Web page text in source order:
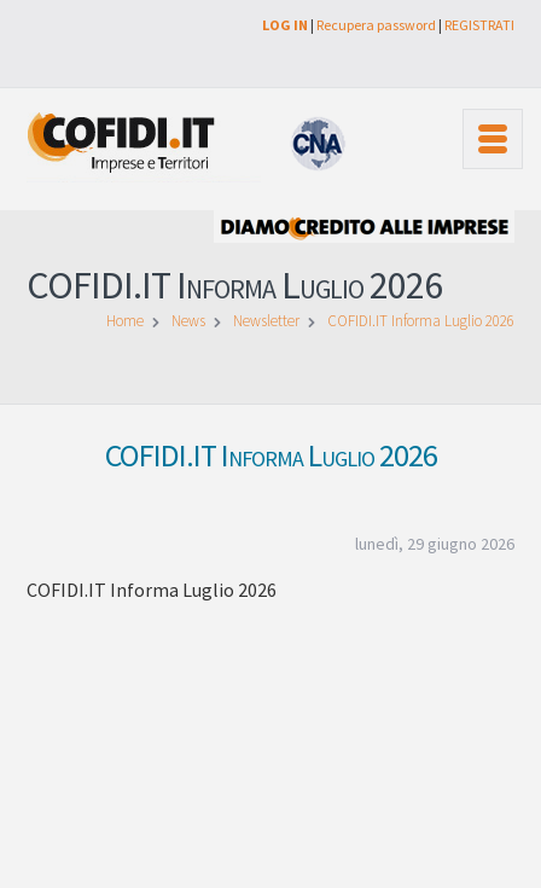
LOG IN | Recupera password | REGISTRATI
COFIDI.IT Informa Luglio 2026
Home News Newsletter COFIDI.IT Informa Luglio 2026
COFIDI.IT Informa Luglio 2026
lunedì, 29 giugno 2026
COFIDI.IT Informa Luglio 2026